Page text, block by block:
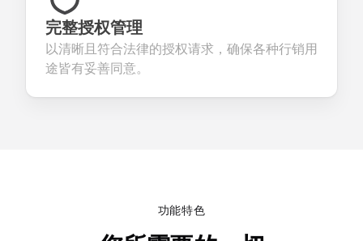
完整授权管理
以清晰且符合法律的授权请求，确保各种行销用
途皆有妥善同意。
功能特色